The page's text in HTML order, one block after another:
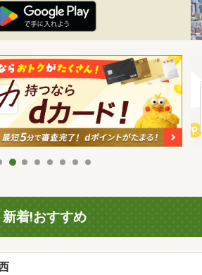
新着!おすすめ